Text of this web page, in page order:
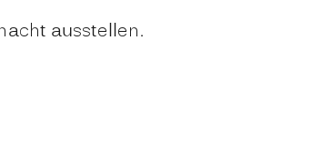
ausstellen.